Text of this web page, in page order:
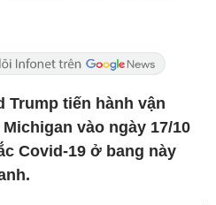
Trump tiến hành vận
vào ngày 17/10
Covid-19 ở bang này